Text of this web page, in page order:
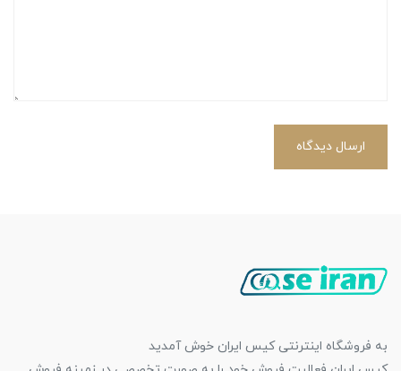
ارسال دیدگاه
به فروشگاه اینترنتی کیس ایران خوش آمدید